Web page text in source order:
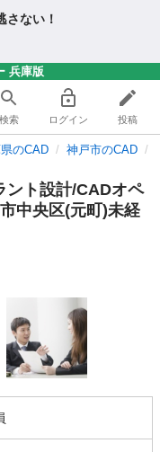
さない！
兵庫版
検索 ログイン 投稿
のCAD 神戸市のCAD
ント設計/CADオペ
中央区(元町)未経